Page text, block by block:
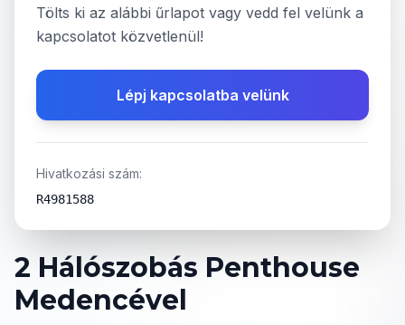
2 Hálószobás Penthouse
Medencével
Tölts ki az alábbi űrlapot vagy vedd fel velünk a
kapcsolatot közvetlenül!
Lépj kapcsolatba velünk
Hivatkozási szám:
R4981588